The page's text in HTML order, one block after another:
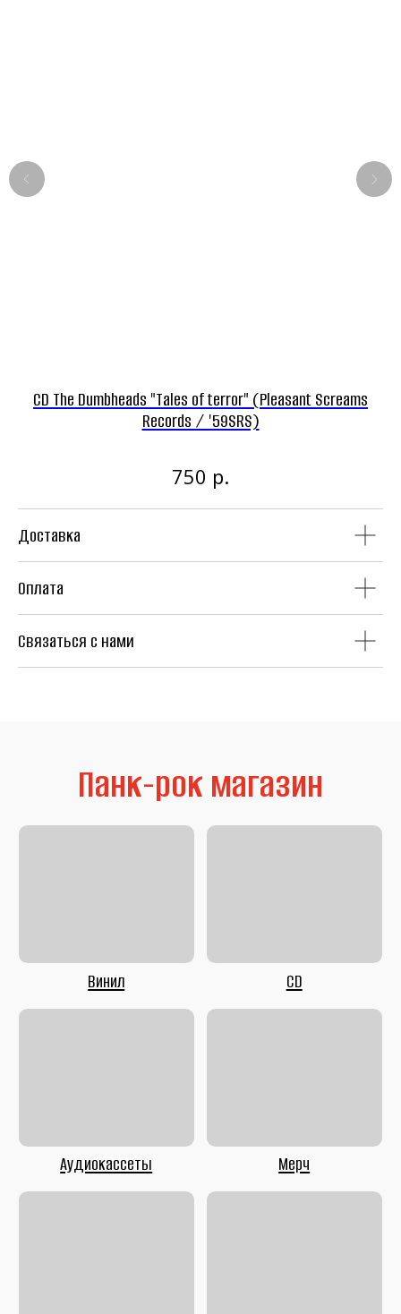
CD The Dumbheads "Tales of terror" (Pleasant Screams
Records / '59SRS)
750 р.
Доставка
Оплата
Связаться с нами
Винил CD
Аудиокассеты
Литература Second Hand